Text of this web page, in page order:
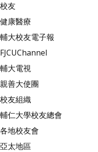
校友
健康醫療
輔大校友電子報
FJCUChannel
輔大電視
親善大使團
校友組織
輔仁大學校友總會
各地校友會
亞太地區